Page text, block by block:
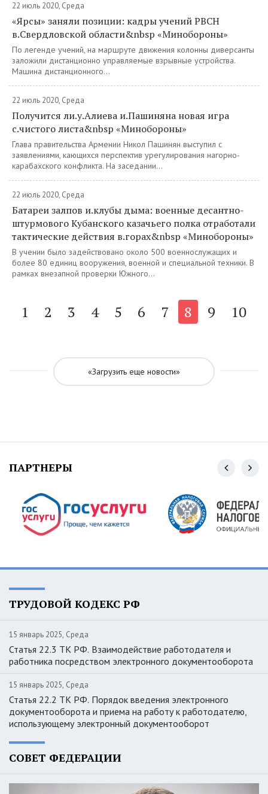
22 июль 2020, Среда
«Ярсы» заняли позиции: кадры учений РВСН
в.Свердловской области&nbsp «Минобороны»
По легенде учений, на маршруте движения колонны диверсанты
заложили дистанционно управляемые взрывные устройства.
Машина дистанционного...
22 июль 2020, Среда
Получится ли.у.Алиева и.Пашиняна новая игра
с.чистого листа&nbsp «Минобороны»
Глава правительства Армении Никол Пашинян выступил с
заявлениями, кающихся перспектив урегулирования нагорно-
карабахского конфликта. На заседании...
22 июль 2020, Среда
Батареи залпов и.клубы дыма: военные десантно-
штурмового Кубанского казачьего полка отработали
тактические действия в.горах&nbsp «Минобороны»
В учении было задействовано около 500 военнослужащих и
более 80 единиц вооружения, военной и специальной техники. В
рамках внезапной проверки Южного...
1 2 3 4 5 6 7 8 9 10
«Загрузить еще новости»
ПАРТНЕРЫ
ТРУДОВОЙ КОДЕКС РФ
15 январь 2025, Среда
Статья 22.3 ТК РФ. Взаимодействие работодателя и
работника посредством электронного документооборота
15 январь 2025, Среда
Статья 22.2 ТК РФ. Порядок введения электронного
документооборота и приема на работу к работодателю,
использующему электронный документооборот
СОВЕТ ФЕДЕРАЦИИ